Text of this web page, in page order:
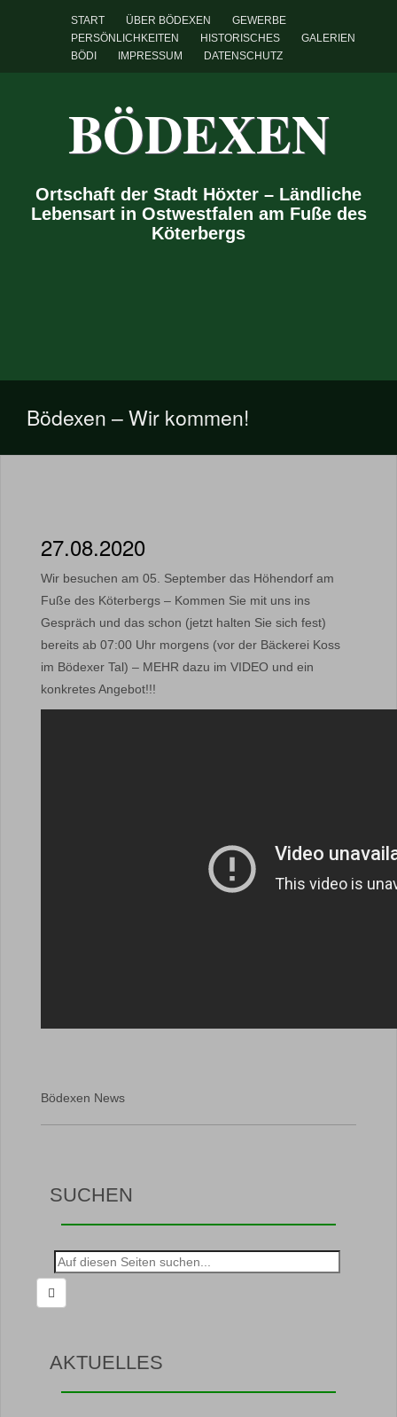
START ÜBER BÖDEXEN
GEWERBE
PERSÖNLICHKEITEN
HISTORISCHES
GALERIEN
BÖDI
IMPRESSUM DATENSCHUTZ
BÖDEXEN
Ortschaft der Stadt Höxter – Ländliche
Lebensart in Ostwestfalen am Fuße des
Köterbergs
Bödexen – Wir kommen!
27.08.2020
Wir besuchen am 05. September das Höhendorf am
Fuße des Köterbergs – Kommen Sie mit uns ins
Gespräch und das schon (jetzt halten Sie sich fest)
bereits ab 07:00 Uhr morgens (vor der Bäckerei Koss
im Bödexer Tal) – MEHR dazu im VIDEO und ein
konkretes Angebot!!!
Bödexen News
SUCHEN
Suche
nach:
AKTUELLES